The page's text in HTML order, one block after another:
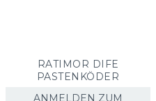
RATIMOR DIFE
PASTENKÖDER
ANMELDEN ZUM